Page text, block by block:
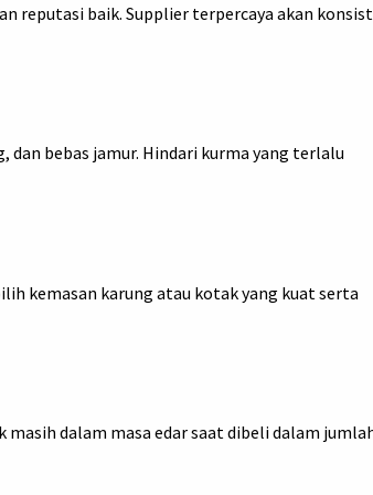
reputasi baik. Supplier terpercaya akan
bebas jamur. Hindari kurma yang terlalu
kemasan karung atau kotak yang kuat serta
dalam masa edar saat dibeli dalam